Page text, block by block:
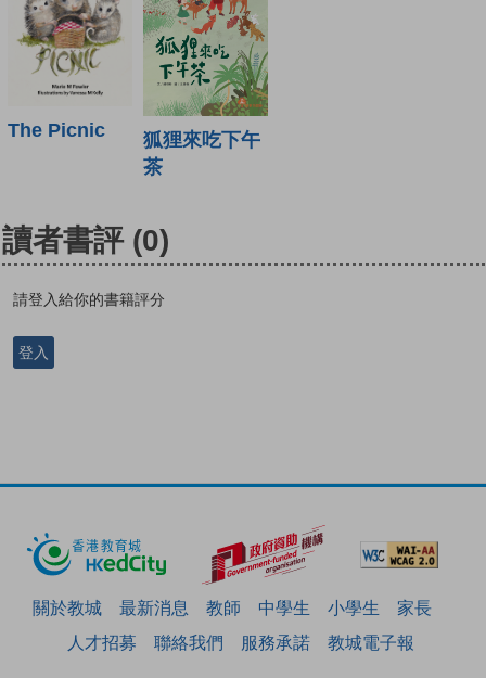
The Picnic
狐狸來吃下午
茶
讀者書評 (0)
請登入給你的書籍評分
登入
關於教城 最新消息 教師 中學生 小學生
家長
人才招募
聯絡我們 服務承諾 教城電子報